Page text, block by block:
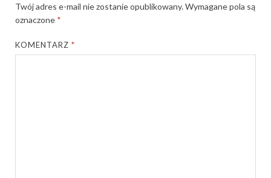
Twój adres e-mail nie zostanie opublikowany.Wymagane pola są
oznaczone *
KOMENTARZ*